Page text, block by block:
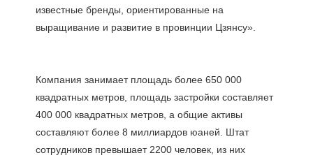
известные бренды, ориентированные на
Компания занимает площадь более 650 000
квадратных метров, площадь застройки составляет
400 000 квадратных метров, а общие активы
составляют более 8 миллиардов юаней. Штат
сотрудников превышает 2200 человек, из них